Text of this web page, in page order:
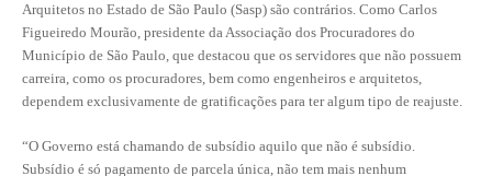
HOMOLOGAÇÕES
PISO SALARIAL
Arquitetos no Estado de São Paulo (Sasp) são contrários. Como Carlos
Figueiredo Mourão, presidente da Associação dos Procuradores do
Município de São Paulo, que destacou que os servidores que não possuem
carreira, como os procuradores, bem como engenheiros e arquitetos,
dependem exclusivamente de gratificações para ter algum tipo de reajuste.
“O Governo está chamando de subsídio aquilo que não é subsídio.
Subsídio é só pagamento de parcela única, não tem mais nenhum